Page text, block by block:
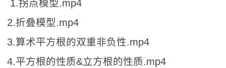
1.拐点模型.mp4
2.折叠模型.mp4
3.算术平方根的双重非负性.mp4
4.平方根的性质&立方根的性质.mp4